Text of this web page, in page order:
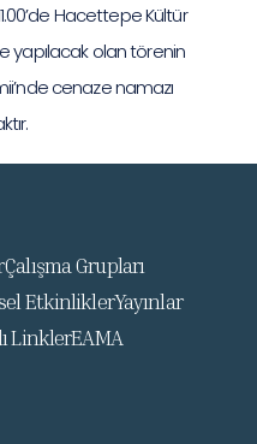
Hacettepe Kültür
yapılacak olan törenin
cenaze namazı
Çalışma Grupları
EtkinliklerYayınlar
LinklerEAMA